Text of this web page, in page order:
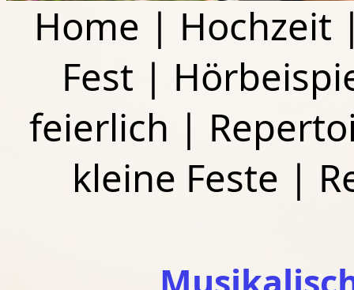
Home | Hochzeit
Fest |
feierlich |
kleine Feste |